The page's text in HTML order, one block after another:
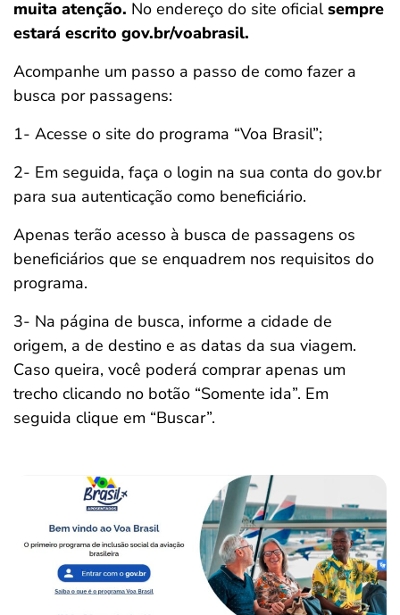
muita atenção. No endereço do site oficialsempre
estará escrito gov.br/voabrasil.
Acompanhe um passo a passo de como fazer a
busca por passagens:
1- Acesse o site do programa “Voa Brasil”;
2- Em seguida, faça o login na sua conta do gov.br
para sua autenticação como beneficiário.
Apenas terão acesso à busca de passagens os
beneficiários que se enquadrem nos requisitos do
programa.
3- Na página de busca, informe a cidade de
origem, a de destino e as datas da sua viagem.
Caso queira, você poderá comprar apenas um
trecho clicando no botão “Somente ida”. Em
seguida clique em “Buscar”.